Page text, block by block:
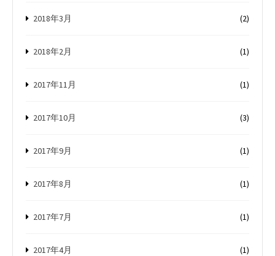
2018年3月 (2)
2018年2月 (1)
2017年11月 (1)
2017年10月 (3)
2017年9月 (1)
2017年8月 (1)
2017年7月 (1)
2017年4月 (1)